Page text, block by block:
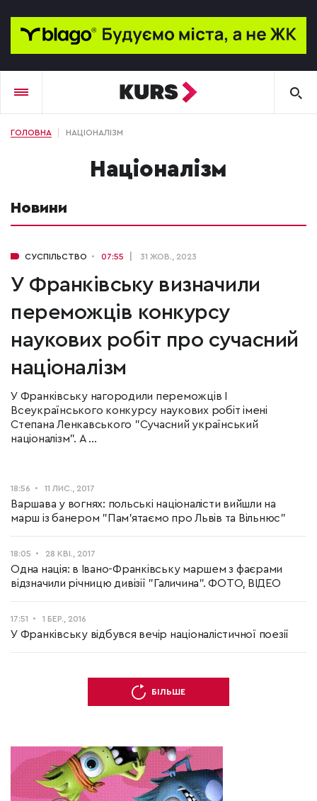
ГОЛОВНА НАЦІОНАЛІЗМ
націоналізм
Новини
СУСПІЛЬСТВО 07:55 31 ЖОВ., 2023
У Франківську визначили
переможців конкурсу
наукових робіт про сучасний
націоналізм
У Франківську нагородили переможців І
Всеукраїнського конкурсу наукових робіт імені
Степана Ленкавського "Сучасний український
націоналізм". А ...
18:56 11 ЛИС., 2017
Варшава у вогнях: польські націоналісти вийшли на
марш із банером "Пам'ятаємо про Львів та Вільнюс"
18:05 28 КВІ., 2017
Одна нація: в Івано-Франківську маршем з фаєрами
відзначили річницю дивізії "Галичина". ФОТО, ВІДЕО
17:51 1 БЕР., 2016
У Франківську відбувся вечір націоналістичної поезії
БІЛЬШЕ